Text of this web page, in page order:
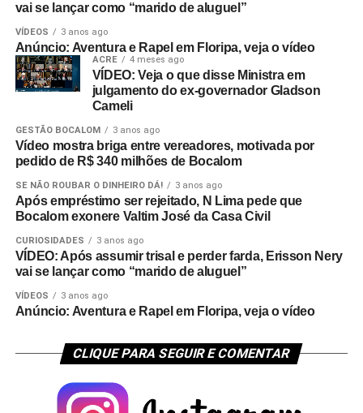
vai se lançar como “marido de aluguel”
VÍDEOS 3 anos ago
Anúncio: Aventura e Rapel em Floripa, veja o vídeo
ACRE 4 meses ago
VÍDEO: Veja o que disse Ministra em
julgamento do ex-governador Gladson
Cameli
GESTÃO BOCALOM 3 anos ago
Vídeo mostra briga entre vereadores, motivada por
pedido de R$ 340 milhões de Bocalom
SE NÃO ROUBAR O DINHEIRO DÁ! 3 anos ago
Após empréstimo ser rejeitado, N Lima pede que
Bocalom exonere Valtim José da Casa Civil
CURIOSIDADES 3 anos ago
VÍDEO: Após assumir trisal e perder farda, Erisson Nery
vai se lançar como “marido de aluguel”
VÍDEOS 3 anos ago
Anúncio: Aventura e Rapel em Floripa, veja o vídeo
CLIQUE PARA SEGUIR E COMENTAR